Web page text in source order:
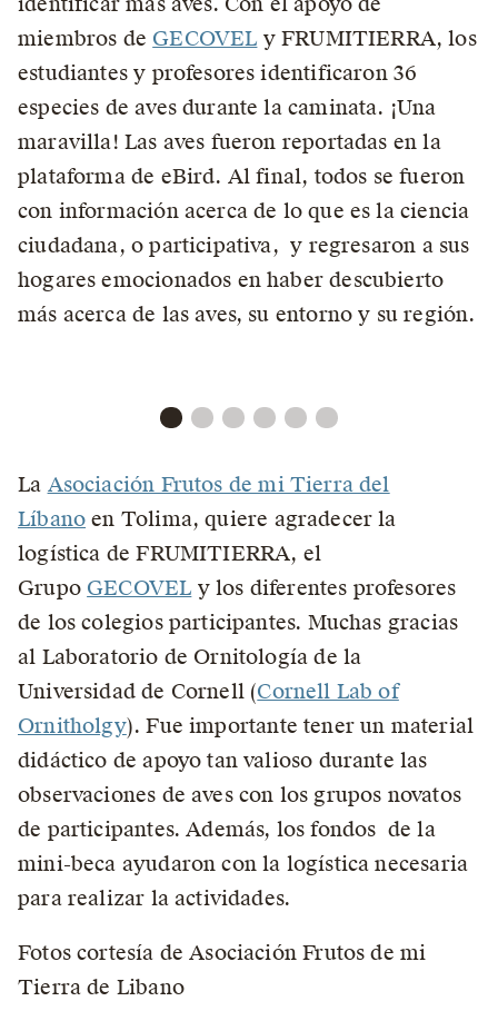
miembros de GECOVEL y FRUMITIERRA, los
estudiantes y profesores identificaron 36
especies de aves durante la caminata. ¡Una
maravilla! Las aves fueron reportadas en la
plataforma de eBird. Al final, todos se fueron
con información acerca de lo que es la ciencia
ciudadana, o participativa, y regresaron a sus
hogares emocionados en haber descubierto
más acerca de las aves, su entorno y su región.
La Asociación Frutos de mi Tierra del
Líbano en Tolima, quiere agradecer la
logística de FRUMITIERRA, el
Grupo GECOVEL y los diferentes profesores
de los colegios participantes. Muchas gracias
al Laboratorio de Ornitología de la
Universidad de Cornell (Cornell Lab of
Ornitholgy). Fue importante tener un material
didáctico de apoyo tan valioso durante las
observaciones de aves con los grupos novatos
de participantes. Además, los fondos de la
mini-beca ayudaron con la logística necesaria
para realizar la actividades.
Fotos cortesía de Asociación Frutos de mi
Tierra de Libano